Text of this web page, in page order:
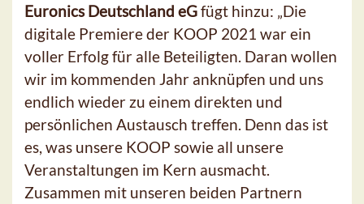
Euronics Deutschland eGfügt hinzu: „Die
digitale Premiere der KOOP 2021 war ein
voller Erfolg für alle Beteiligten. Daran wollen
wir im kommenden Jahr anknüpfen und uns
endlich wieder zu einem direkten und
persönlichen Austausch treffen. Denn das ist
es, was unsere KOOP sowie all unsere
Veranstaltungen im Kern ausmacht.
Zusammen mit unseren beiden Partnern